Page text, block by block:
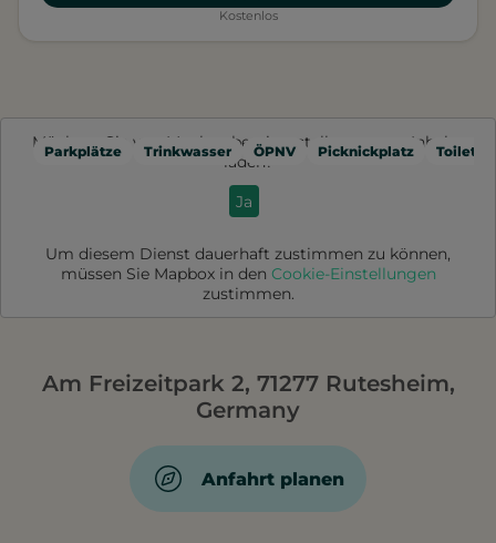
Kostenlos
Parkplätze Trinkwasser ÖPNV Picknickplatz
Möchten Sie von Mapbox
bereitgestellte externe Inhalte
laden?
Ja
Um diesem Dienst dauerhaft zustimmen zu können,
müssen Sie Mapboxin den Cookie-Einstellungen
zustimmen.
Am Freizeitpark 2, 71277 Rutesheim,
Germany
Anfahrt planen